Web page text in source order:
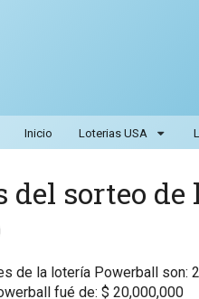
Inicio Loterias USA
del sorteo
de la lotería Powerball son:
fué de: $ 20,000,000